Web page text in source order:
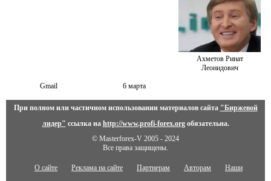
Ахметов Ринат
Леонидович
Gmail 6 марта
При полном или частичном использовании материалов сайта "Биржевой
лидер" ссылка на http://www.profi-forex.orgобязательна.
© Masterforex-V 2005 - 2024
Все права защищены.
О сайте Реклама на сайте Партнерам Авторам Наши